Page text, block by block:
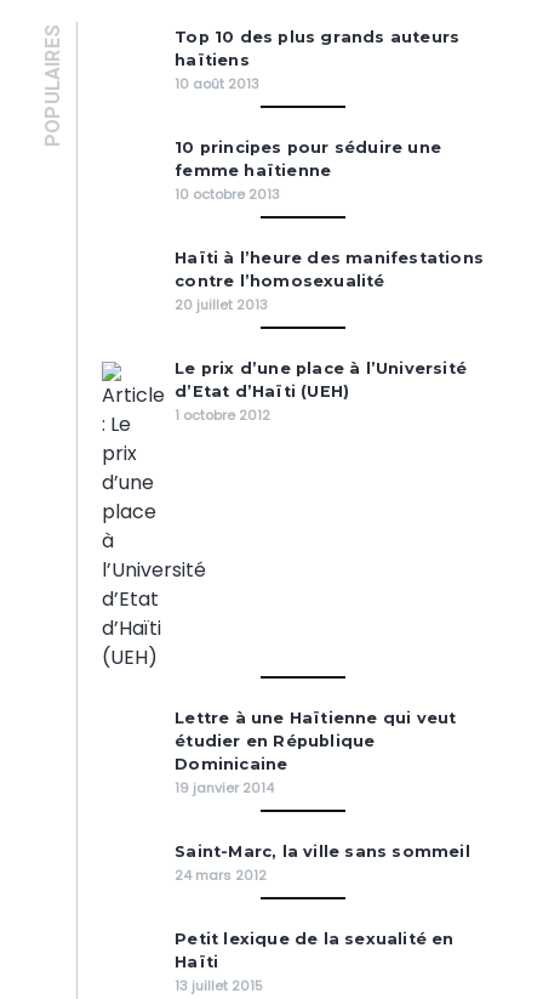
POPULAIRES
Top 10 des plus grands auteurs
haïtiens
10 août 2013
10 principes pour séduire une
femme haïtienne
10 octobre 2013
Haïti à l’heure des manifestations
contre l’homosexualité
20 juillet 2013
Le prix d’une place à l’Université
d’Etat d’Haïti (UEH)
1 octobre 2012
Lettre à une Haïtienne qui veut
étudier en République
Dominicaine
19 janvier 2014
Saint-Marc, la ville sans sommeil
24 mars 2012
Petit lexique de la sexualité en
Haïti
13 juillet 2015